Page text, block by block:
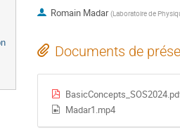
Romain Madar (Laboratoire de
Documents de
Madar1.mp4